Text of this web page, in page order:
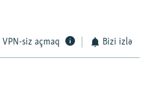
VPN-siz açmaq Bizi izlə